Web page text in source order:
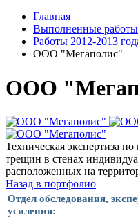
Главная
Выполненные работы
Работы 2012-2013
ООО "Мегаполис"
ООО
Техническая экспертиза
трещин в стенах
расположенных на
Назад в портфолио
Отдел обследования,
усиления: